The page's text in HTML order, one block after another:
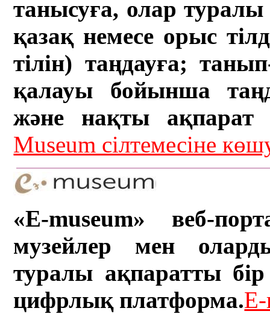
танысуға, олар туралы
қазақ немесе орыс
тілін) таңдауға;
қалауы бойынша
және нақты ақпарат
Museum сілтемесіне
«E-museum» веб-
музейлер мен
туралы ақпаратты бір
цифрлық платформа.